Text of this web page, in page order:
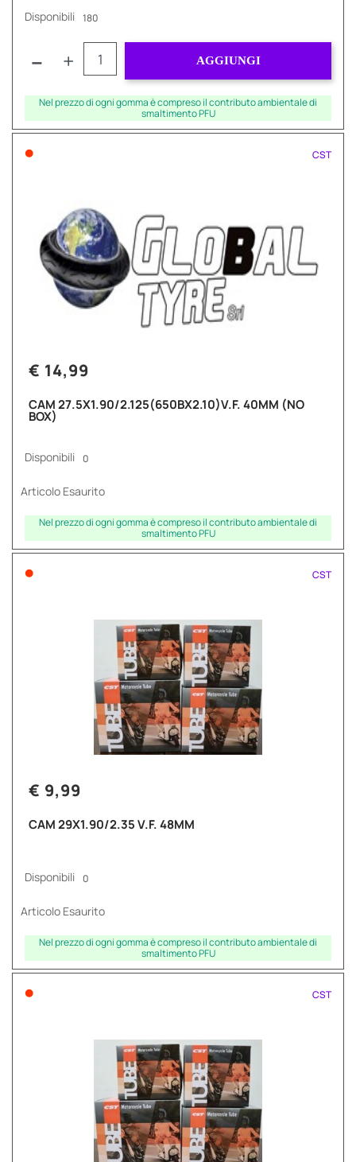
Disponibili 180
AGGIUNGI
Nel prezzo di ogni gomma è compreso il contributo ambientale di
smaltimento PFU
• CST
€ 14,99
CAM 27.5X1.90/2.125(650BX2.10)V.F. 40MM (NO
BOX)
Disponibili 0
Articolo Esaurito
Nel prezzo di ogni gomma è compreso il contributo ambientale di
smaltimento PFU
• CST
€ 9,99
CAM 29X1.90/2.35 V.F. 48MM
Disponibili 0
Articolo Esaurito
Nel prezzo di ogni gomma è compreso il contributo ambientale di
smaltimento PFU
• CST